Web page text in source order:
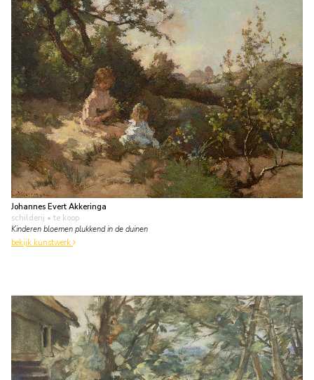
Johannes Evert Akkeringa
schilderij • te koop
Kinderen bloemen plukkend in de duinen
bekijk kunstwerk